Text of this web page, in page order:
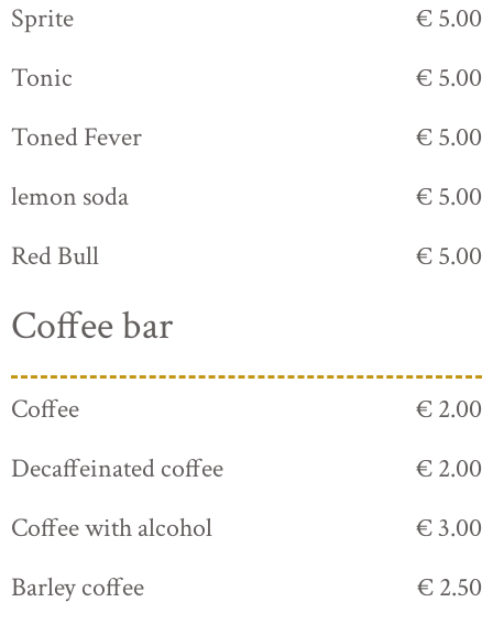
Sprite
€ 5.00
Tonic
€ 5.00
Toned Fever
€ 5.00
lemon soda
€ 5.00
Red Bull
€ 5.00
Coffee bar
Coffee
€ 2.00
Decaffeinated coffee
€ 2.00
Coffee with alcohol
€ 3.00
Barley coffee
€ 2.50